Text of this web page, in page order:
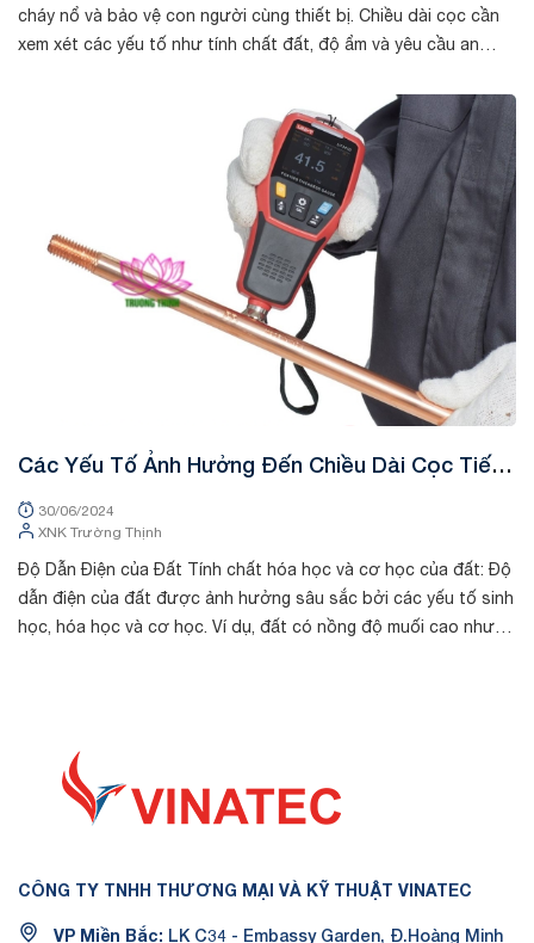
cháy nổ và bảo vệ con người cùng thiết bị. Chiều dài cọc cần
xem xét các yếu tố như tính chất đất, độ ẩm và yêu cầu an
Các Yếu Tố Ảnh Hưởng Đến Chiều Dài Cọc Tiếp
30/06/2024
XNK Trường Thịnh
Độ Dẫn Điện của Đất Tính chất hóa học và cơ học của đất: Độ
dẫn điện của đất được ảnh hưởng sâu sắc bởi các yếu tố sinh
học, hóa học và cơ học. Ví dụ, đất có nồng độ muối cao như
CÔNG TY TNHH THƯƠNG MẠI VÀ KỸ THUẬT VINATEC
VP Miền Bắc: LK C34 - Embassy Garden, Đ.Hoàng Minh